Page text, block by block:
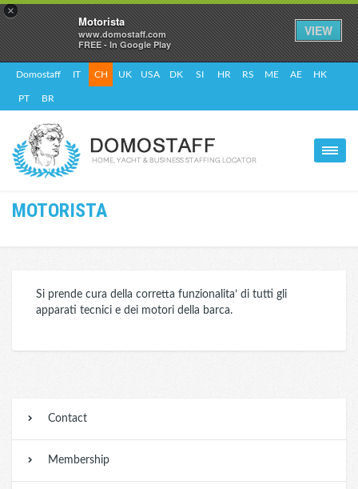
×
Motorista
www.domostaff.com
FREE - In Google Play
VIEW
Domostaff IT CH UK USA DK SI HR RS ME AE HK
PT BR
MOTORISTA
Si prende cura della corretta funzionalita’ di tutti gli
apparati tecnici e dei motori della barca.
Contact
Membership